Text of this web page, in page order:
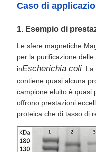
Perline magnetiche
Strumenti e
Caso di
1. Esempio di
Le sfere magnetiche
per la purificazione
inEscherichia coli .
contiene quasi alcuna
campione eluito è quasi
offrono prestazioni
proteica che di tasso di